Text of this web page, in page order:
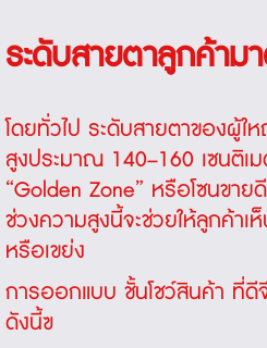
ระดับสายตาลูกค้าม
โดยทั่วไป ระดับสายตาของผู้
สูงประมาณ 140–160 เซนติเ
“Golden Zone” หรือโซนขา
ช่วงความสูงนี้จะช่วยให้ลูกค้าเ
หรือเขย่ง
การออกแบบ ชั้นโชว์สินค้า ที่ดี
ดังนี้ฃ